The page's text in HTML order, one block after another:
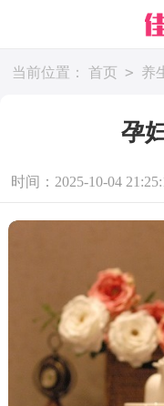
当前位置： 首页 > 养
孕
时间：2025-10-04